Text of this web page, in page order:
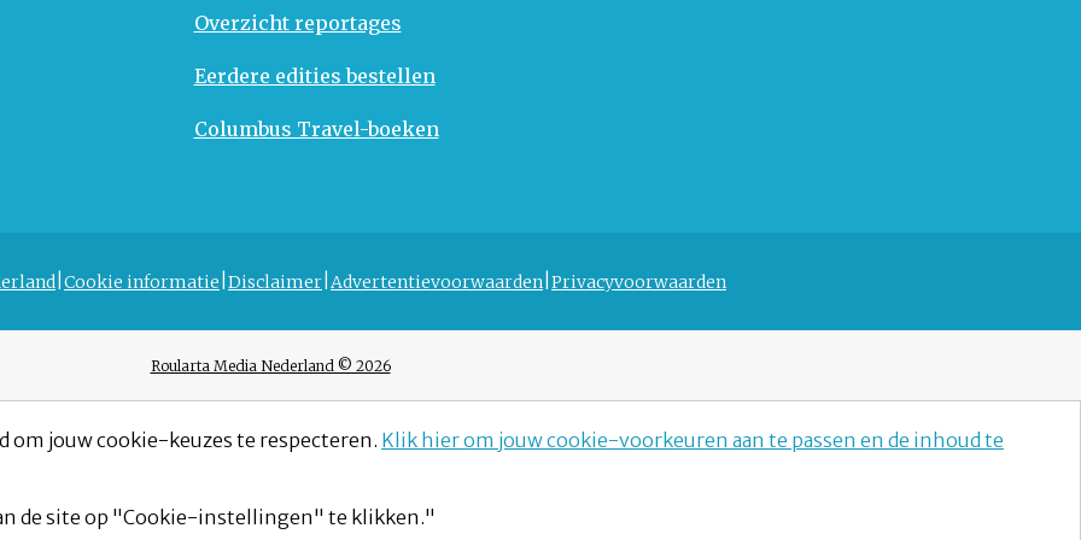
Overzicht reportages
Eerdere edities bestellen
Columbus Travel-boeken
Cookie informatie Disclaimer Advertentievoorwaarden Privacyvoorwaarden
Roularta Media Nederland © 2026
om jouw cookie-keuzes te respecteren. Klik hier om jouw cookie-voorkeuren aan te passen en de inhoud te
de site op "Cookie-instellingen" te klikken."